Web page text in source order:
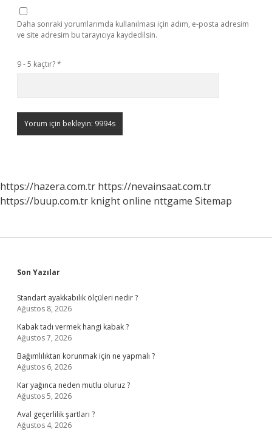
Daha sonraki yorumlarımda kullanılması için adım, e-posta adresim
ve site adresim bu tarayıcıya kaydedilsin.
9 - 5 kaçtır?*
https://hazera.com.tr https://nevainsaat.com.tr
https://buup.com.tr knight online nttgame Sitemap
Sidebar
Son Yazılar
Standart ayakkabılık ölçüleri nedir ?
Ağustos 8, 2026
Kabak tadı vermek hangi kabak ?
Ağustos 7, 2026
Bağımlılıktan korunmak için ne yapmalı ?
Ağustos 6, 2026
Kar yağınca neden mutlu oluruz ?
Ağustos 5, 2026
Aval geçerlilik şartları ?
Ağustos 4, 2026